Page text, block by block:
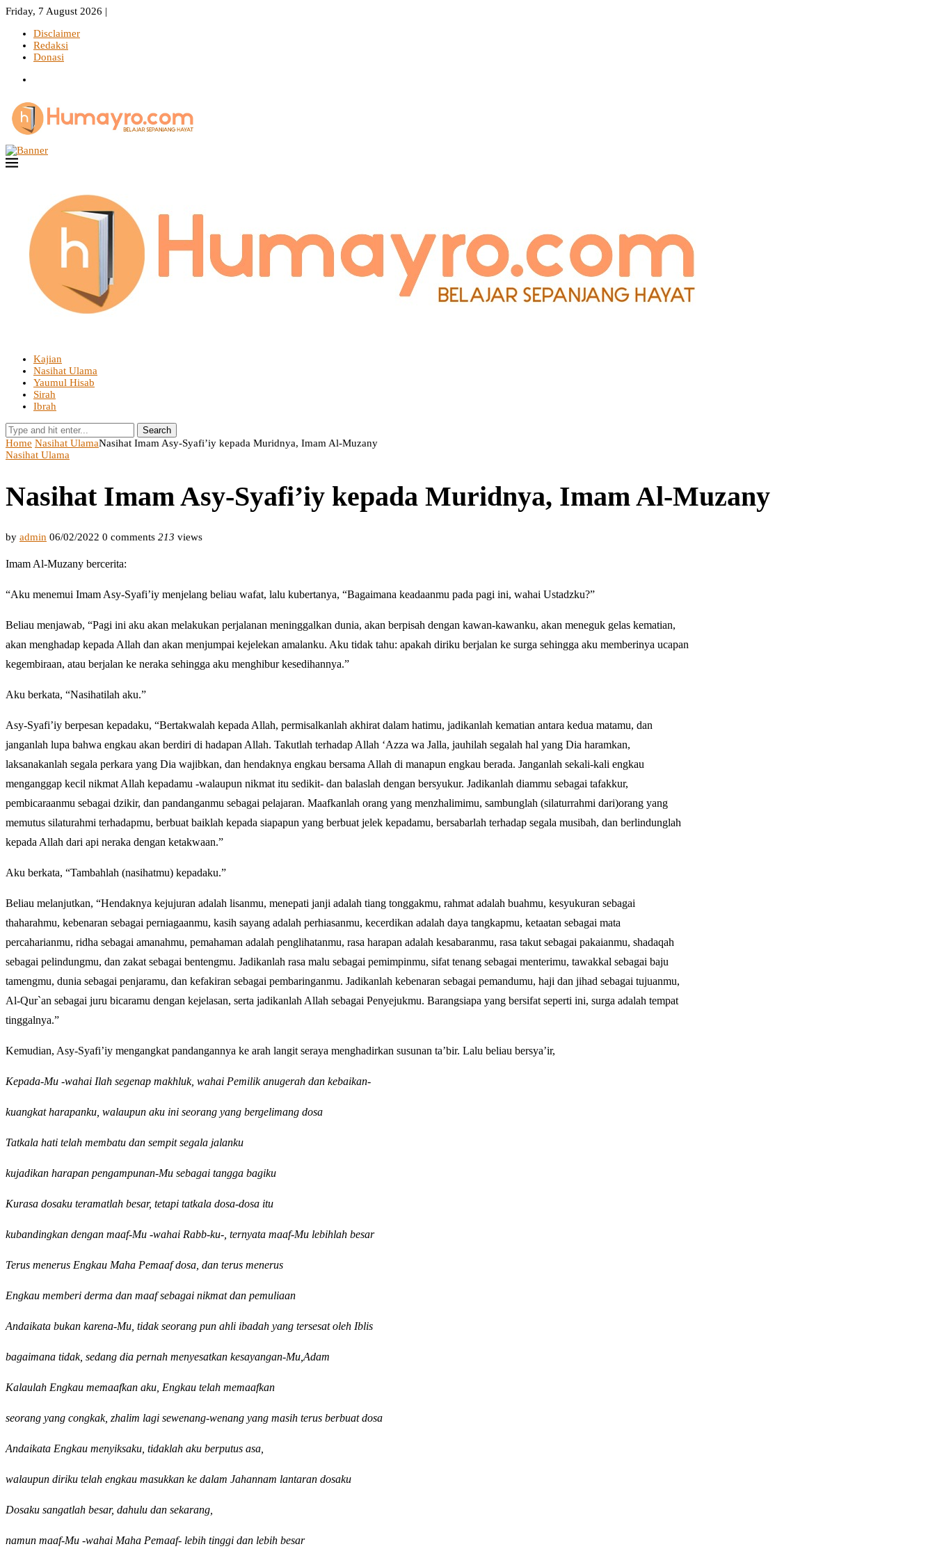
Friday, 7 August 2026 |
Disclaimer
Redaksi
Donasi
Kajian
Nasihat Ulama
Yaumul Hisab
Sirah
Ibrah
Search
Home Nasihat UlamaNasihat Imam Asy-Syafi’iy kepada Muridnya, Imam Al-Muzany
Nasihat Ulama
Nasihat Imam Asy-Syafi’iy kepada Muridnya, Imam Al-Muzany
by admin 06/02/2022 0 comments 213 views
Imam Al-Muzany bercerita:
“Aku menemui Imam Asy-Syafi’iy menjelang beliau wafat, lalu kubertanya, “Bagaimana keadaanmu pada pagi ini, wahai Ustadzku?”
Beliau menjawab, “Pagi ini aku akan melakukan perjalanan meninggalkan dunia, akan berpisah dengan kawan-kawanku, akan meneguk gelas kematian,
akan menghadap kepada Allah dan akan menjumpai kejelekan amalanku. Aku tidak tahu: apakah diriku berjalan ke surga sehingga aku memberinya ucapan
kegembiraan, atau berjalan ke neraka sehingga aku menghibur kesedihannya.”
Aku berkata, “Nasihatilah aku.”
Asy-Syafi’iy berpesan kepadaku, “Bertakwalah kepada Allah, permisalkanlah akhirat dalam hatimu, jadikanlah kematian antara kedua matamu, dan
janganlah lupa bahwa engkau akan berdiri di hadapan Allah. Takutlah terhadap Allah ‘Azza wa Jalla, jauhilah segalah hal yang Dia haramkan,
laksanakanlah segala perkara yang Dia wajibkan, dan hendaknya engkau bersama Allah di manapun engkau berada. Janganlah sekali-kali engkau
menganggap kecil nikmat Allah kepadamu -walaupun nikmat itu sedikit- dan balaslah dengan bersyukur. Jadikanlah diammu sebagai tafakkur,
pembicaraanmu sebagai dzikir, dan pandanganmu sebagai pelajaran. Maafkanlah orang yang menzhalimimu, sambunglah (silaturrahmi dari)orang yang
memutus silaturahmi terhadapmu, berbuat baiklah kepada siapapun yang berbuat jelek kepadamu, bersabarlah terhadap segala musibah, dan berlindunglah
kepada Allah dari api neraka dengan ketakwaan.”
Aku berkata, “Tambahlah (nasihatmu) kepadaku.”
Beliau melanjutkan, “Hendaknya kejujuran adalah lisanmu, menepati janji adalah tiang tonggakmu, rahmat adalah buahmu, kesyukuran sebagai
thaharahmu, kebenaran sebagai perniagaanmu, kasih sayang adalah perhiasanmu, kecerdikan adalah daya tangkapmu, ketaatan sebagai mata
percaharianmu, ridha sebagai amanahmu, pemahaman adalah penglihatanmu, rasa harapan adalah kesabaranmu, rasa takut sebagai pakaianmu, shadaqah
sebagai pelindungmu, dan zakat sebagai bentengmu. Jadikanlah rasa malu sebagai pemimpinmu, sifat tenang sebagai menterimu, tawakkal sebagai baju
tamengmu, dunia sebagai penjaramu, dan kefakiran sebagai pembaringanmu. Jadikanlah kebenaran sebagai pemandumu, haji dan jihad sebagai tujuanmu,
Al-Qur`an sebagai juru bicaramu dengan kejelasan, serta jadikanlah Allah sebagai Penyejukmu. Barangsiapa yang bersifat seperti ini, surga adalah tempat
tinggalnya.”
Kemudian, Asy-Syafi’iy mengangkat pandangannya ke arah langit seraya menghadirkan susunan ta’bir. Lalu beliau bersya’ir,
Kepada-Mu -wahai Ilah segenap makhluk, wahai Pemilik anugerah dan kebaikan-
kuangkat harapanku, walaupun aku ini seorang yang bergelimang dosa
Tatkala hati telah membatu dan sempit segala jalanku
kujadikan harapan pengampunan-Mu sebagai tangga bagiku
Kurasa dosaku teramatlah besar, tetapi tatkala dosa-dosa itu
kubandingkan dengan maaf-Mu -wahai Rabb-ku-, ternyata maaf-Mu lebihlah besar
Terus menerus Engkau Maha Pemaaf dosa, dan terus menerus
Engkau memberi derma dan maaf sebagai nikmat dan pemuliaan
Andaikata bukan karena-Mu, tidak seorang pun ahli ibadah yang tersesat oleh Iblis
bagaimana tidak, sedang dia pernah menyesatkan kesayangan-Mu,Adam
Kalaulah Engkau memaafkan aku, Engkau telah memaafkan
seorang yang congkak, zhalim lagi sewenang-wenang yang masih terus berbuat dosa
Andaikata Engkau menyiksaku, tidaklah aku berputus asa,
walaupun diriku telah engkau masukkan ke dalam Jahannam lantaran dosaku
Dosaku sangatlah besar, dahulu dan sekarang,
namun maaf-Mu -wahai Maha Pemaaf- lebih tinggi dan lebih besar